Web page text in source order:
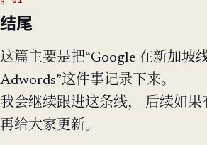
结尾
这篇主要是把“Google 在新加坡
Adwords”这件事记录下来。
我会继续跟进这条线， 后续如果
再给大家更新。